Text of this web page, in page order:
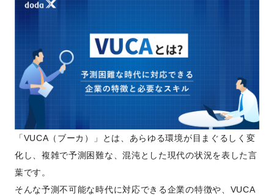
「VUCA（ブーカ）」とは、あらゆる環境が目まぐるしく変
化し、複雑で予測困難な、混沌とした現代の状況を表した言
葉です。
そんな予測不可能な時代に対応できる企業の特徴や、VUCA